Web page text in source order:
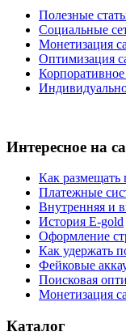
Полезные
Социальные
Монетизация
Оптимизация
Интересное на
Как размещать
Платежные
Внутренняя и
История E-gold
Оформление
Как удержать
Фейковые
Поисковая
Монетизация
Каталог